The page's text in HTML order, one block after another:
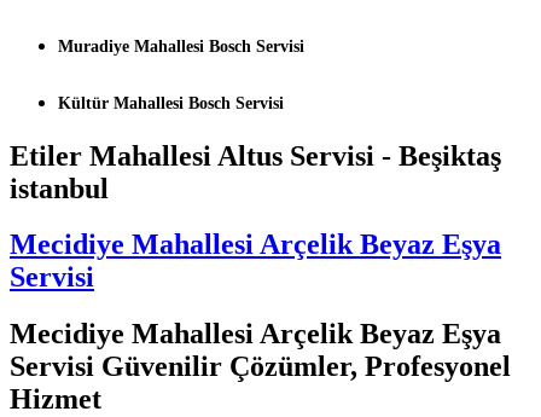
Muradiye Mahallesi Bosch Servisi
Kültür Mahallesi Bosch Servisi
Etiler Mahallesi Altus Servisi - Beşiktaş
istanbul
Mecidiye Mahallesi Arçelik Beyaz Eşya
Servisi
Mecidiye Mahallesi Arçelik Beyaz Eşya
Servisi Güvenilir Çözümler, Profesyonel
Hizmet